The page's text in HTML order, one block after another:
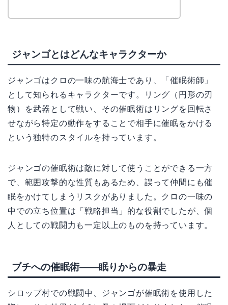
ジャンゴとはどんなキャラクターか
ジャンゴはクロの一味の航海士であり、「催眠術師」
として知られるキャラクターです。リング（円形の刃
物）を武器として戦い、その催眠術はリングを回転さ
せながら特定の動作をすることで相手に催眠をかける
という独特のスタイルを持っています。
ジャンゴの催眠術は敵に対して使うことができる一方
で、範囲攻撃的な性質もあるため、誤って仲間にも催
眠をかけてしまうリスクがありました。クロの一味の
中での立ち位置は「戦略担当」的な役割でしたが、個
人としての戦闘力も一定以上のものを持っています。
ブチへの催眠術——眠りからの暴走
シロップ村での戦闘中、ジャンゴが催眠術を使用した